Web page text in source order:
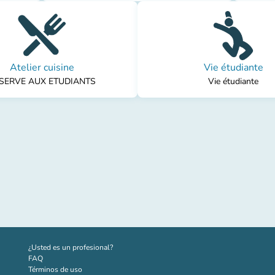
Atelier cuisine
AUX ETUDIANTS
Vie étudiante
Vie étudiante
¿Usted es un profesional?(nueva pestaña)
FAQ
Términos de uso